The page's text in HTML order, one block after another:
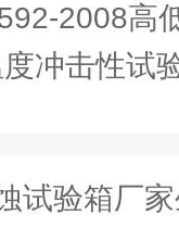
2008高
冲击性试
验箱厂家生产加